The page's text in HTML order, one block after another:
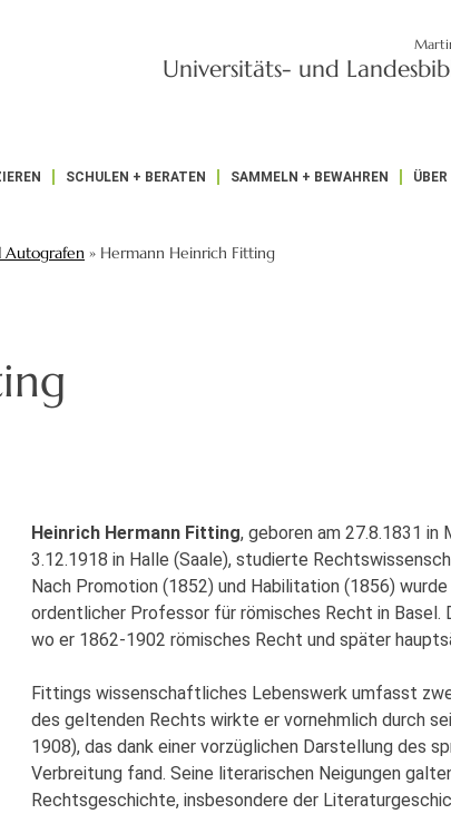
Universitäts- und
SCHULEN + BERATEN SAMMELN + BEWAHREN
Autografen » Hermann Heinrich Fitting
Heinrich Hermann Fitting, geboren am 27.8.1831 in
3.12.1918 in Halle (Saale), studierte
Nach Promotion (1852) und Habilitation (1856)
ordentlicher Professor für römisches Recht in Basel.
wo er 1862-1902 römisches Recht und später
Fittings wissenschaftliches Lebenswerk umfasst
des geltenden Rechts wirkte er vornehmlich durch
1908), das dank einer vorzüglichen Darstellung des
Verbreitung fand. Seine literarischen Neigungen
Rechtsgeschichte, insbesondere der